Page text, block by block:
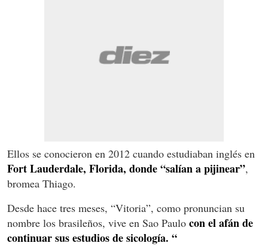
Ellos se conocieron en 2012 cuando estudiaban inglés en
Fort Lauderdale, Florida, donde “salían a pijinear”,
bromea Thiago.
Desde hace tres meses, “Vitoria”, como pronuncian su
nombre los brasileños, vive en Sao Paulo con el afán de
continuar sus estudios de sicología. “